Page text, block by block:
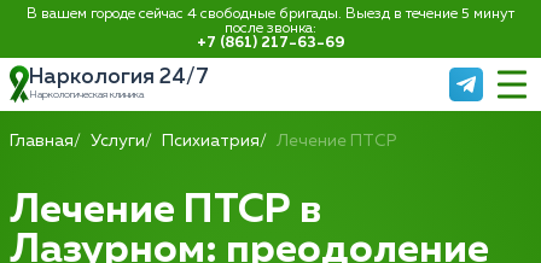
В вашем городе сейчас 4 свободные бригады. Выезд в течение 5 минут
после звонка:
+7 (861) 217-63-69
Наркология 24/7
Наркологическая клиника
Главная Услуги Психиатрия Лечение ПТСР
Лечение ПТСР в
Лазурном: преодоление